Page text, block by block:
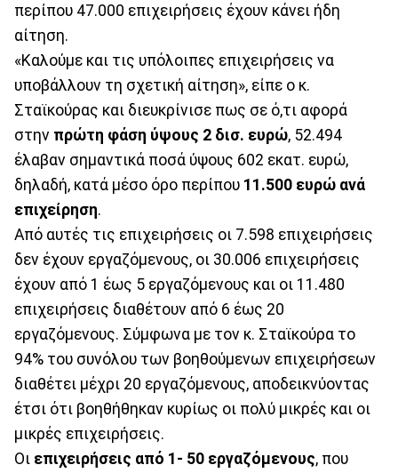
περίπου 47.000 επιχειρήσεις έχουν κάνει ήδη
αίτηση.
«Καλούμε και τις υπόλοιπες επιχειρήσεις να
υποβάλλουν τη σχετική αίτηση», είπε ο κ.
Σταϊκούρας και διευκρίνισε πως σε ό,τι αφορά
στην πρώτη φάση ύψους 2 δισ. ευρώ, 52.494
έλαβαν σημαντικά ποσά ύψους 602 εκατ. ευρώ,
δηλαδή, κατά μέσο όρο περίπου 11.500 ευρώ ανά
επιχείρηση.
Από αυτές τις επιχειρήσεις οι 7.598 επιχειρήσεις
δεν έχουν εργαζόμενους, οι 30.006 επιχειρήσεις
έχουν από 1 έως 5 εργαζόμενους και οι 11.480
επιχειρήσεις διαθέτουν από 6 έως 20
εργαζόμενους. Σύμφωνα με τον κ. Σταϊκούρα το
94% του συνόλου των βοηθούμενων επιχειρήσεων
διαθέτει μέχρι 20 εργαζόμενους, αποδεικνύοντας
έτσι ότι βοηθήθηκαν κυρίως οι πολύ μικρές και οι
μικρές επιχειρήσεις.
Οι επιχειρήσεις από 1- 50 εργαζόμενους, που